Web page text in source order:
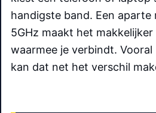
handigste band. Een aparte
5GHz maakt het
waarmee je verbindt.
kan dat net het verschil